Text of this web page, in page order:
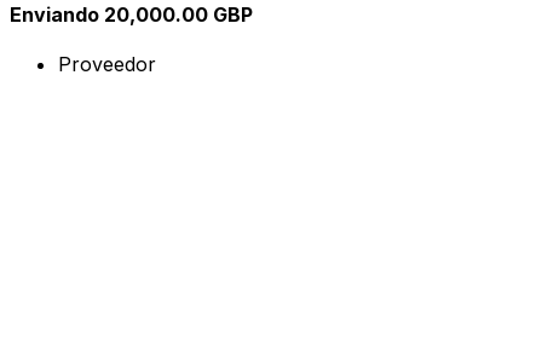
Enviando 20,000.00 GBP
Proveedor